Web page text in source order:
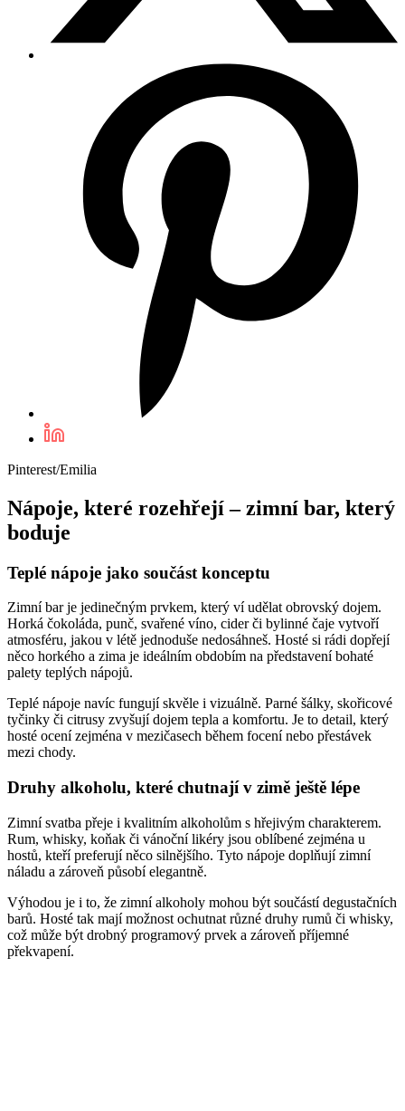
Pinterest/Emilia
Nápoje, které rozehřejí – zimní bar, který
boduje
Teplé nápoje jako součást konceptu
Zimní bar je jedinečným prvkem, který ví udělat obrovský dojem.
Horká čokoláda, punč, svařené víno, cider či bylinné čaje vytvoří
atmosféru, jakou v létě jednoduše nedosáhneš. Hosté si rádi dopřejí
něco horkého a zima je ideálním obdobím na představení bohaté
palety teplých nápojů.
Teplé nápoje navíc fungují skvěle i vizuálně. Parné šálky, skořicové
tyčinky či citrusy zvyšují dojem tepla a komfortu. Je to detail, který
hosté ocení zejména v mezičasech během focení nebo přestávek
mezi chody.
Druhy alkoholu, které chutnají v zimě ještě lépe
Zimní svatba přeje i kvalitním alkoholům s hřejivým charakterem.
Rum, whisky, koňak či vánoční likéry jsou oblíbené zejména u
hostů, kteří preferují něco silnějšího. Tyto nápoje doplňují zimní
náladu a zároveň působí elegantně.
Výhodou je i to, že zimní alkoholy mohou být součástí degustačních
barů. Hosté tak mají možnost ochutnat různé druhy rumů či whisky,
což může být drobný programový prvek a zároveň příjemné
překvapení.